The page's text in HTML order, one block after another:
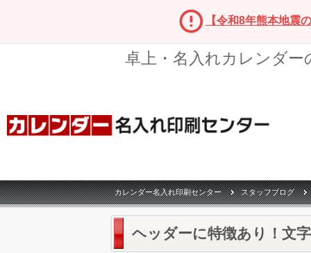
【令和8年熊本地震
卓上・名入れカレンダ
カレンダー名入れ印刷センター スタッフブログ
ヘッダーに特徴あり！文